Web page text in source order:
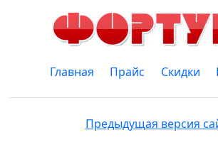
Главная Прайс Скидки
Предыдущая версия